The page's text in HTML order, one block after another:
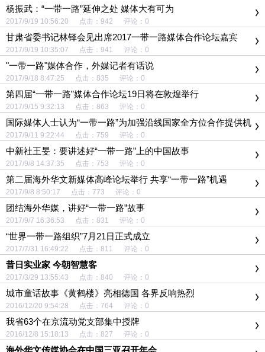
杨振武：“一带一路”延伸之处 媒体大有可为
2017/9/19 10:56:20 点击：942 评论：0
甘肃省委书记林铎会见出席2017一带一路媒体合作论坛嘉宾
2017/9/19 10:35:07 点击：941 评论：0
"一带一路"媒体合作，外媒记者有话说
2017/9/18 8:47:25 点击：835 评论：0
第四届“一带一路”媒体合作论坛19日将在敦煌举行
2017/9/15 9:32:13 点击：863 评论：0
国际媒体人士认为“一带一路”为加强沿线国家全方位合作提供机
遇
2017/9/11 9:22:44 点击：759 评论：0
中新社王旻：要讲述好“一带一路”上的中国故事
2017/9/8 14:37:35 点击：753 评论：0
第二届海外华文新媒体高峰论坛举行 共享“一带一路”机遇
2017/9/8 8:50:17 点击：773 评论：0
团结海外华媒，讲好“一带一路”故事
2017/9/7 16:36:53 点击：831 评论：0
“世界一带一路组织”7月21日正式成立
2017/7/31 16:49:22 点击：811 评论：0
昔日实业家 今朝智慧客
2017/3/29 13:55:43 点击：840 评论：0
城市童话故事《黄鹤楼》亮相德国 各界反响热烈
2016/12/20 9:54:28 点击：764 评论：0
我省63个在京流动党支部集中授牌
2016/12/8 15:18:13 点击：827 评论：0
海外华文传媒协会在中国三亚召开年会